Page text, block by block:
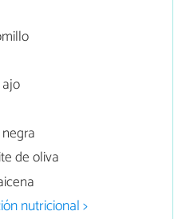
de oliva
nutricional >